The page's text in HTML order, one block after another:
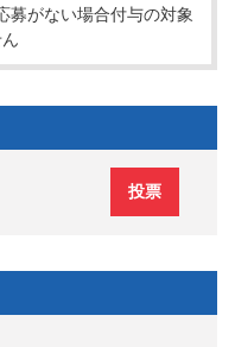
募がない場合付与の対象
投票